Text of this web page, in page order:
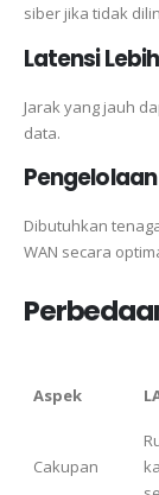
siber jika tidak
Latensi
Jarak yang jauh
data.
Dibutuhkan
WAN secara
Aspek
Cakupan